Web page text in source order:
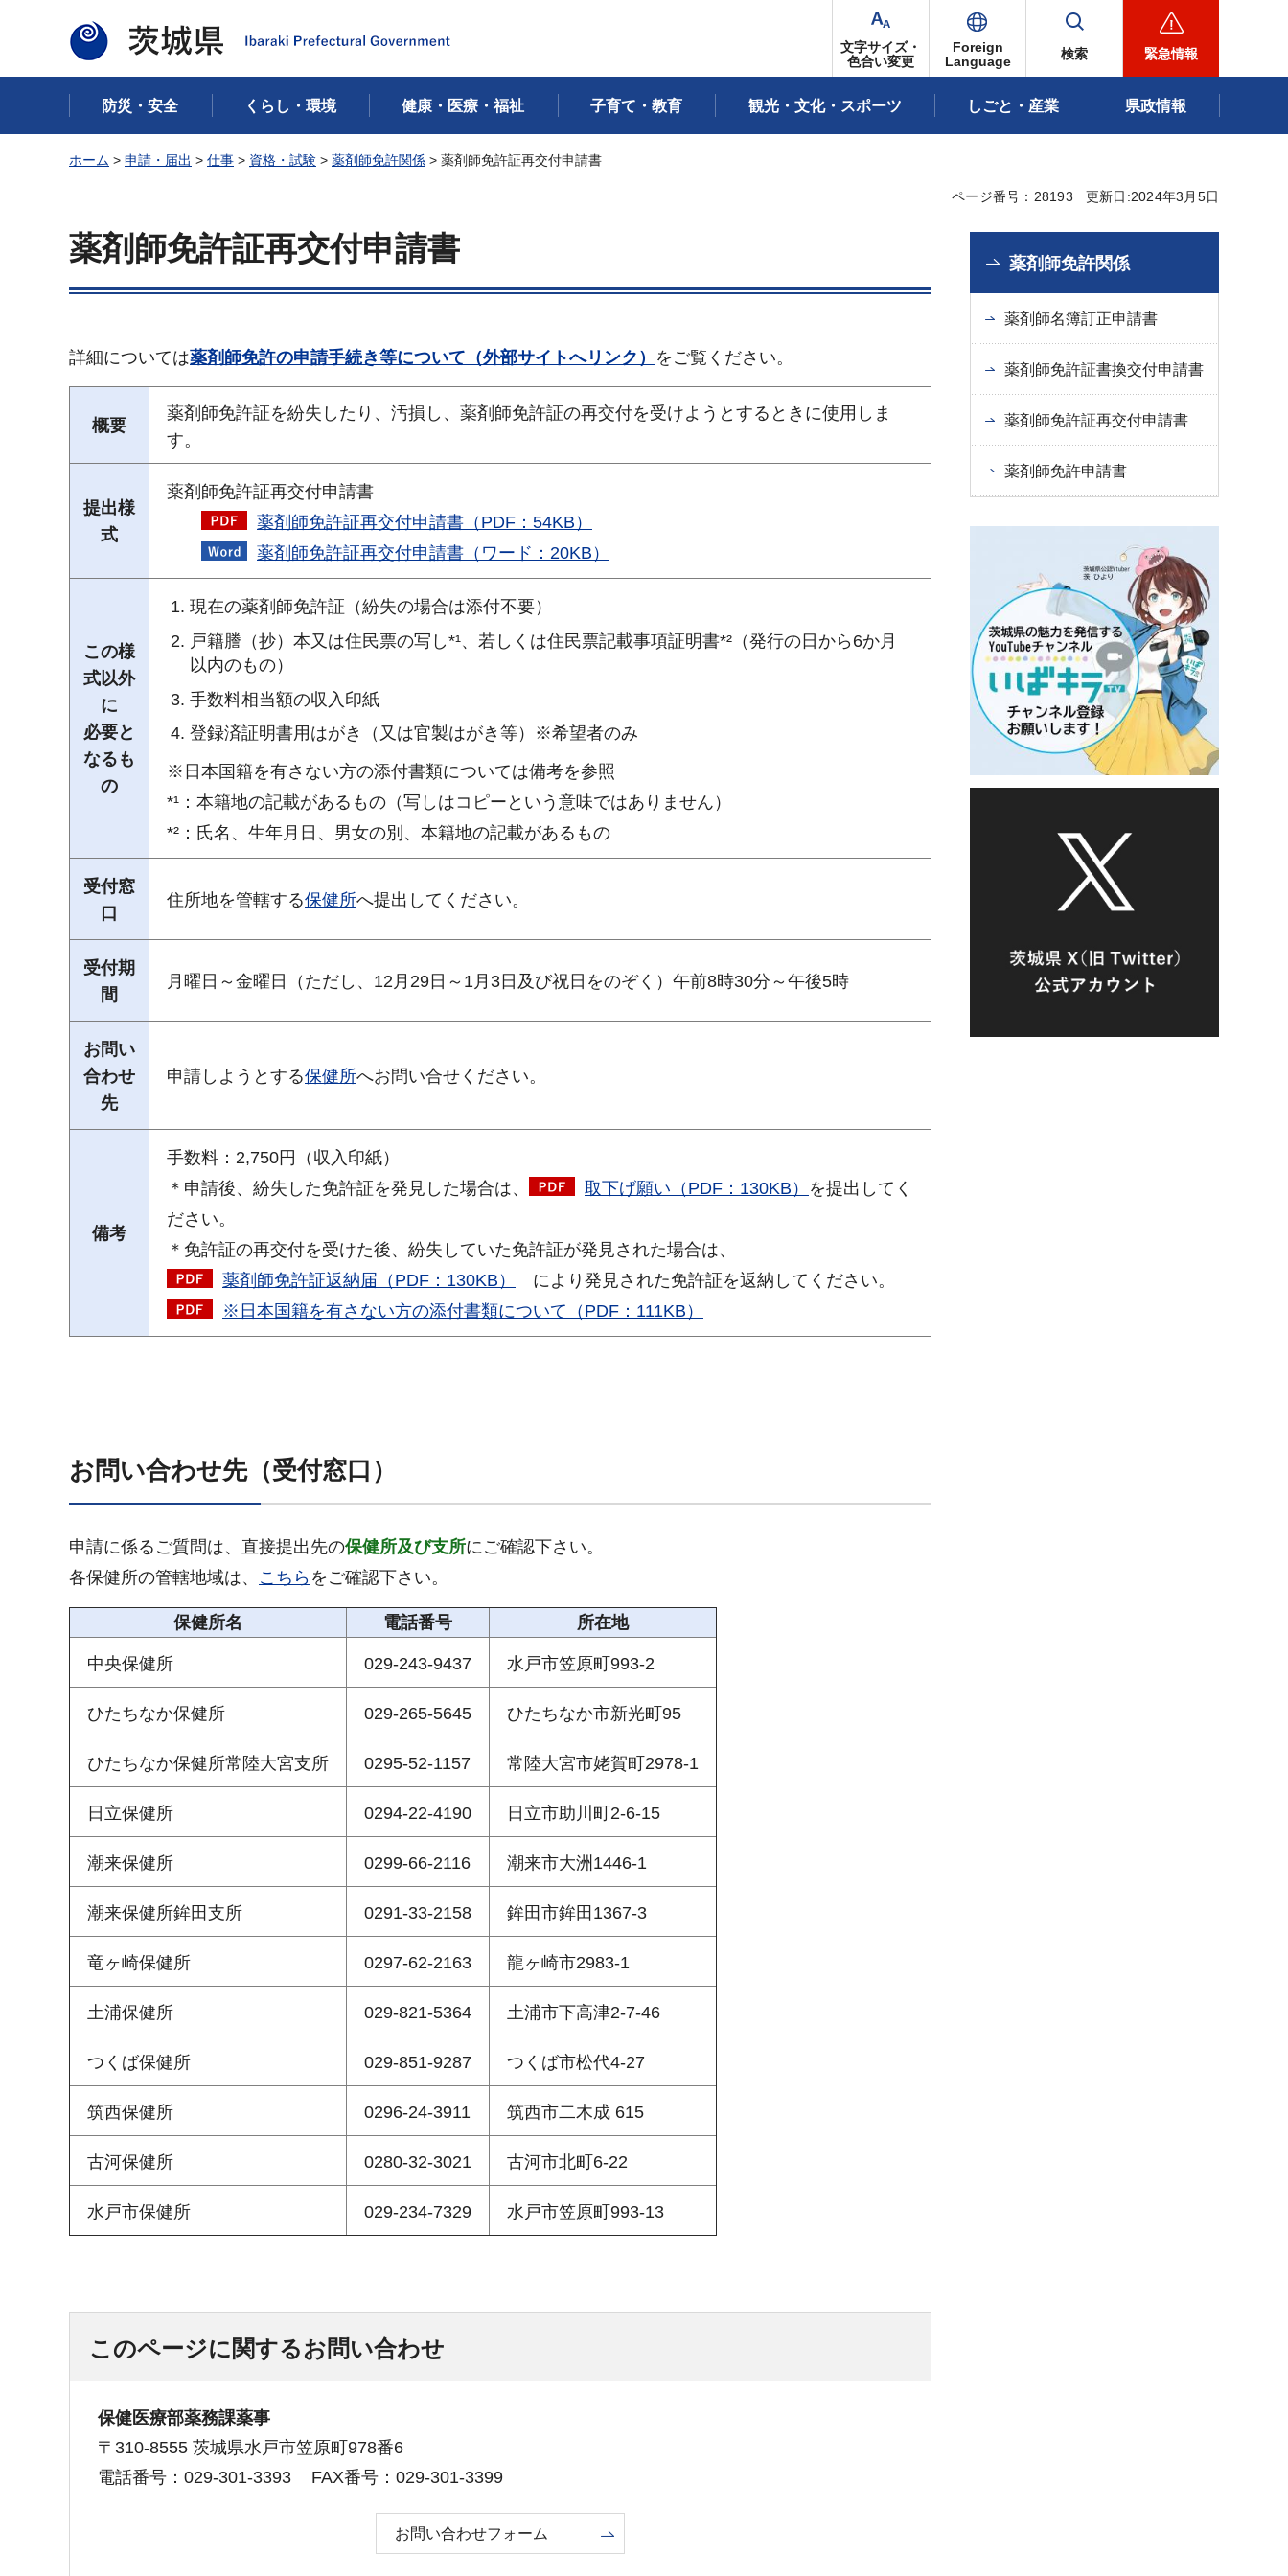
茨城県
文字サイズ・
色合い変更
Foreign
Language
検索 緊急情報
防災・安全 くらし・環境 健康・医療・福祉 子育て・教育 観光・文化・スポーツ しごと・産業 県政情報
ホーム > 申請・届出 > 仕事 > 資格・試験 > 薬剤師免許関係 > 薬剤師免許証再交付申請書
ページ番号：28193 更新日:2024年3月5日
薬剤師免許証再交付申請書
詳細については薬剤師免許の申請手続き等について（外部サイトへリンク） をご覧ください。
概要
薬剤師免許証を紛失したり、汚損し、薬剤師免許証の再交付を受けようとするときに使用しま
す。
提出様
式
薬剤師免許証再交付申請書
薬剤師免許証再交付申請書（PDF：54KB）
薬剤師免許証再交付申請書（ワード：20KB）
この様
式以外
に
必要と
なるも
の
現在の薬剤師免許証（紛失の場合は添付不要）
戸籍謄（抄）本又は住民票の写し*¹、若しくは住民票記載事項証明書*²（発行の日から6か月
以内のもの）
手数料相当額の収入印紙
登録済証明書用はがき（又は官製はがき等）※希望者のみ
※日本国籍を有さない方の添付書類については備考を参照
*¹：本籍地の記載があるもの（写しはコピーという意味ではありません）
*²：氏名、生年月日、男女の別、本籍地の記載があるもの
受付窓
口
住所地を管轄する保健所へ提出してください。
受付期
間
月曜日～金曜日（ただし、12月29日～1月3日及び祝日をのぞく）午前8時30分～午後5時
お問い
合わせ
先
申請しようとする保健所へお問い合せください。
備考
手数料：2,750円（収入印紙）
＊申請後、紛失した免許証を発見した場合は、
取下げ願い（PDF：130KB） を提出してく
ださい。
＊免許証の再交付を受けた後、紛失していた免許証が発見された場合は、
薬剤師免許証返納届（PDF：130KB）
により発見された免許証を返納してください。
※日本国籍を有さない方の添付書類について（PDF：111KB）
お問い合わせ先（受付窓口）
申請に係るご質問は、直接提出先の保健所及び支所にご確認下さい。
各保健所の管轄地域は、 こちら をご確認下さい。
保健所名 電話番号 所在地
中央保健所 029-243-9437 水戸市笠原町993-2
ひたちなか保健所 029-265-5645 ひたちなか市新光町95
ひたちなか保健所常陸大宮支所 0295-52-1157 常陸大宮市姥賀町2978-1
日立保健所 0294-22-4190 日立市助川町2-6-15
潮来保健所 0299-66-2116 潮来市大洲1446-1
潮来保健所鉾田支所 0291-33-2158 鉾田市鉾田1367-3
竜ヶ崎保健所 0297-62-2163 龍ヶ崎市2983-1
土浦保健所 029-821-5364 土浦市下高津2-7-46
つくば保健所 029-851-9287 つくば市松代4-27
筑西保健所 0296-24-3911 筑西市二木成 615
古河保健所 0280-32-3021 古河市北町6-22
水戸市保健所 029‐234‐7329 水戸市笠原町993‐13
このページに関するお問い合わせ
保健医療部薬務課薬事
〒310-8555 茨城県水戸市笠原町978番6
電話番号：029-301-3393
FAX番号：029-301-3399
お問い合わせフォーム
薬剤師免許関係
薬剤師名簿訂正申請書
薬剤師免許証書換交付申請書
薬剤師免許証再交付申請書
薬剤師免許申請書